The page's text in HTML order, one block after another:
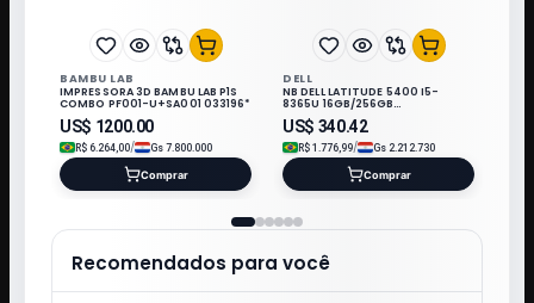
BAMBU LAB
IMPRESSORA 3D BAMBU LAB P1S
COMBO PF001-U+SA001 033196*
US$ 1200.00
R$ 6.264,00/ Gs 7.800.000
Comprar
DELL
NB DELL LATITUDE 5400 I5-
8365U 16GB/256GB
M.2/14"/W11/REFURB
US$ 340.42
R$ 1.776,99/ Gs 2.212.730
Comprar
Recomendados para você